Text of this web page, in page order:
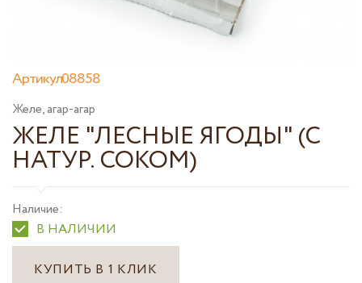
Артикул08858
Желе, агар-агар
ЖЕЛЕ "ЛЕСНЫЕ ЯГОДЫ" (С
НАТУР. СОКОМ)
Наличие:
В НАЛИЧИИ
КУПИТЬ В 1 КЛИК